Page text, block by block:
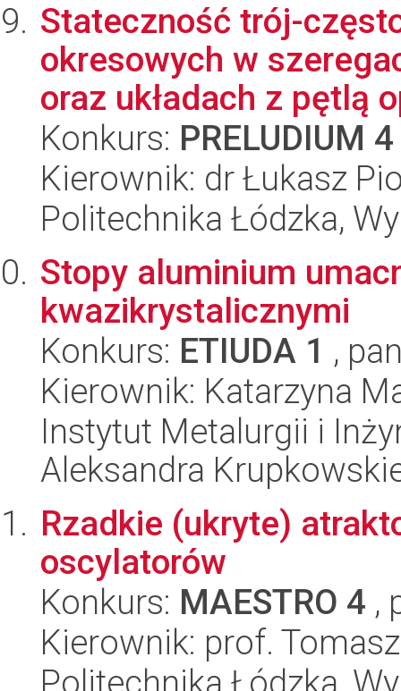
Stateczność trój-
okresowych w
oraz układach z pętlą
Konkurs: PRELUDIUM 4
Kierownik: dr Łukasz
Politechnika Łódzka,
Stopy aluminium
kwazikrystalicznymi
Konkurs: ETIUDA 1 ,
Kierownik: Katarzyna
Instytut Metalurgii i
Aleksandra
Rzadkie (ukryte)
oscylatorów
Konkurs: MAESTRO 4 ,
Kierownik: prof.
Politechnika Łódzka,